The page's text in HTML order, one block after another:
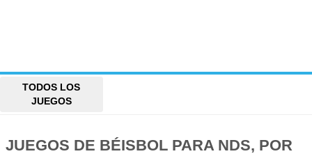
TODOS LOS
JUEGOS
JUEGOS DE BÉISBOL PARA NDS, POR